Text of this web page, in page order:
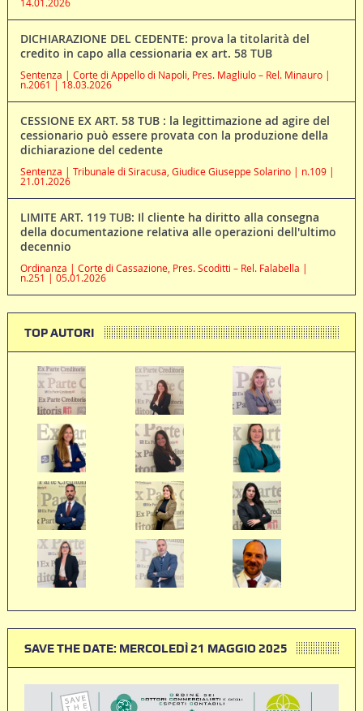
DICHIARAZIONE DEL CEDENTE: prova la titolarità del
credito in capo alla cessionaria ex art. 58 TUB
Sentenza | Corte di Appello di Napoli, Pres. Magliulo – Rel. Minauro |
n.2061 | 18.03.2026
CESSIONE EX ART. 58 TUB : la legittimazione ad agire del
cessionario può essere provata con la produzione della
dichiarazione del cedente
Sentenza | Tribunale di Siracusa, Giudice Giuseppe Solarino | n.109 |
21.01.2026
LIMITE ART. 119 TUB: Il cliente ha diritto alla consegna
della documentazione relativa alle operazioni dell'ultimo
decennio
Ordinanza | Corte di Cassazione, Pres. Scoditti – Rel. Falabella |
n.251 | 05.01.2026
TOP AUTORI
SAVE THE DATE: MERCOLEDÌ 21 MAGGIO 2025